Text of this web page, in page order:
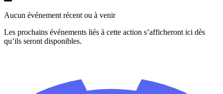
Aucun événement récent ou à venir
Les prochains événements liés à cette action s’afficheront ici dès
qu’ils seront disponibles.